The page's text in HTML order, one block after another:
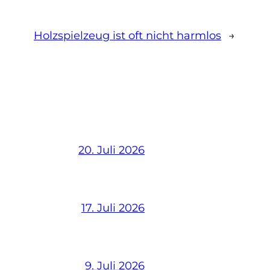
Holzspielzeug ist oft nicht harmlos →
20. Juli 2026
17. Juli 2026
9. Juli 2026